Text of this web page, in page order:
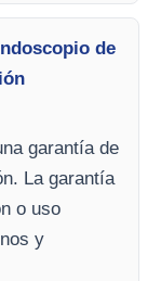
de
garantía de
La garantía
o uso
y